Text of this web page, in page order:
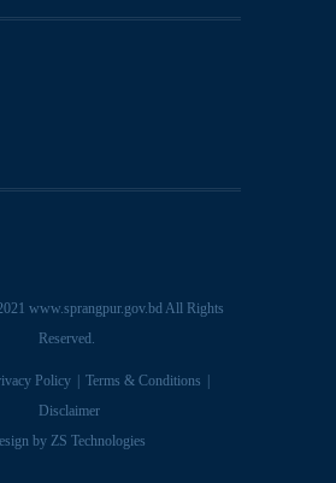
www.sprangpur.gov.bd All Rights
Reserved.
Policy
Terms & Conditions
Disclaimer
by ZS Technologies